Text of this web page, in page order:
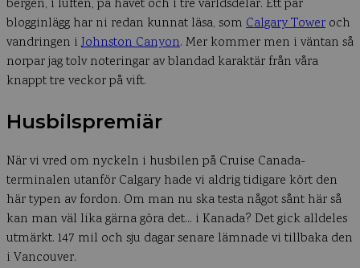
bergen, i luften, på havet och i tre världsdelar. Ett par
blogginlägg har ni redan kunnat läsa, som Calgary Tower och
vandringen iJohnston Canyon. Mer kommer men i väntan så
norpar jag tolv noteringar av blandad karaktär från våra
knappt tre veckor på vift.
Husbilspremiär
När vi vred om nyckeln i husbilen på Cruise Canada-
terminalen utanför Calgary hade vi aldrig tidigare kört den
här typen av fordon. Om man nu ska testa något sånt här så
kan man väl lika gärna göra det… i Kanada? Det gick alldeles
utmärkt. 147 mil och sju dagar senare lämnade vi tillbaka den
i Vancouver.